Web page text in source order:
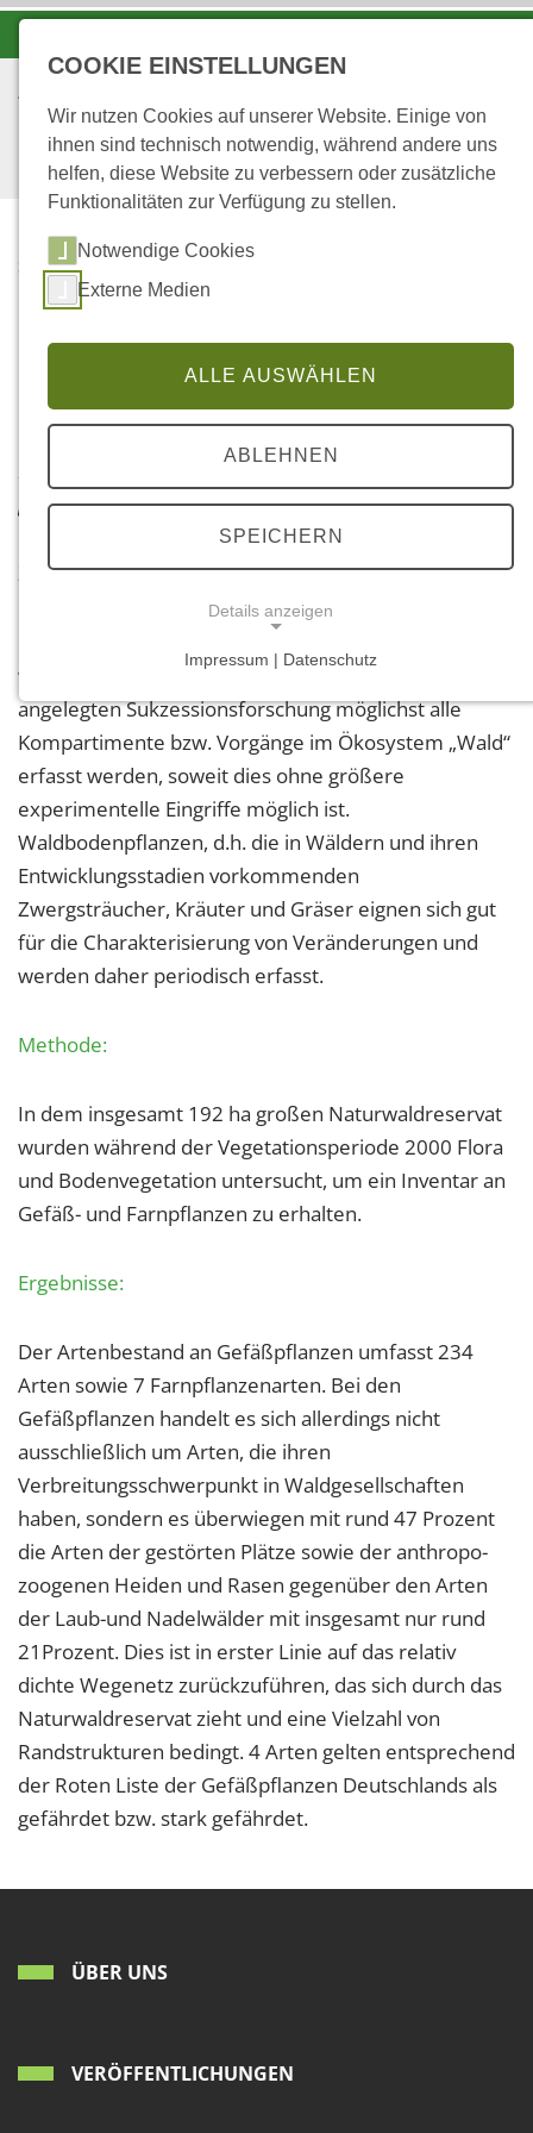
STARTSEITE ...
Flora und Vegetation in einem (Buchen-)
Naturwaldreservat
Institut für Waldbau, Universität Göttingen; Az.: 13V/00
j
Zielsetzung:
waldkundlichen Erhebungen auch mit einer langfristig
angelegten Sukzessionsforschung möglichst alle
Kompartimente bzw. Vorgänge im Ökosystem „Wald“
erfasst werden, soweit dies ohne größere
experimentelle Eingriffe möglich ist.
Waldbodenpflanzen, d.h. die in Wäldern und ihren
Entwicklungsstadien vorkommenden
Zwergsträucher, Kräuter und Gräser eignen sich gut
für die Charakterisierung von Veränderungen und
werden daher periodisch erfasst.
Methode:
In dem insgesamt 192 ha großen Naturwaldreservat
wurden während der Vegetationsperiode 2000 Flora
und Bodenvegetation untersucht, um ein Inventar an
Gefäß- und Farnpflanzen zu erhalten.
Ergebnisse:
Der Artenbestand an Gefäßpflanzen umfasst 234
Arten sowie 7 Farnpflanzenarten. Bei den
Gefäßpflanzen handelt es sich allerdings nicht
ausschließlich um Arten, die ihren
Verbreitungsschwerpunkt in Waldgesellschaften
haben, sondern es überwiegen mit rund 47 Prozent
die Arten der gestörten Plätze sowie der anthropo-
zoogenen Heiden und Rasen gegenüber den Arten
der Laub-und Nadelwälder mit insgesamt nur rund
21Prozent. Dies ist in erster Linie auf das relativ
dichte Wegenetz zurückzuführen, das sich durch das
Naturwaldreservat zieht und eine Vielzahl von
Randstrukturen bedingt. 4 Arten gelten entsprechend
der Roten Liste der Gefäßpflanzen Deutschlands als
gefährdet bzw. stark gefährdet.
ÜBER UNS
VERÖFFENTLICHUNGEN
COOKIE EINSTELLUNGEN
Wir nutzen Cookies auf unserer Website. Einige von
ihnen sind technisch notwendig, während andere uns
helfen, diese Website zu verbessern oder zusätzliche
Funktionalitäten zur Verfügung zu stellen.
Notwendige Cookies
Externe Medien
ALLE AUSWÄHLEN
ABLEHNEN
SPEICHERN
Details anzeigen
Notwendige Cookies ermöglichen grundlegende
Funktionen und sind für die einwandfreie Funktion
der Website erforderlich.
Einverständnis-Cookie
Name:
cookie_consent
Zweck:
Dieser Cookie speichert die ausgewählten
Cookie Laufzeit:
EXTERNE MEDIEN
Plattformen anzeigen zu können, werden von
Vimeo
Impressum | Datenschutz